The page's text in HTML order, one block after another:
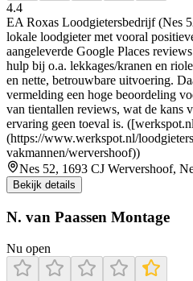
4.4
EA Roxas Loodgietersbedrijf (Nes
lokale loodgieter met vooral
aangeleverde Google Places
hulp bij o.a. lekkages/kranen en
en nette, betrouwbare uitvoering.
vermelding een hoge beoordeling
van tientallen reviews, wat de kans
ervaring geen toeval is.
(https://www.werkspot.nl/
vakmannen/wervershoof))
Nes 52, 1693 CJ Wervershoof,
Bekijk details
N. van Paassen Montage
Nu open